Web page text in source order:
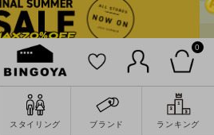
0
スタイリング ブランド ランキング
詳細検索